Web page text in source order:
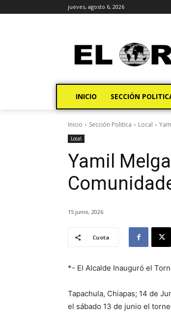
jueves, agosto 6, 2026
INICIO SECCIÓN
Inicio Sección Politica Local
Local
Yamil
15 junio, 2026
Cuota
*- El Alcalde Inauguró el
Tapachula, Chiapas; 14 de
el sábado 13 de junio el